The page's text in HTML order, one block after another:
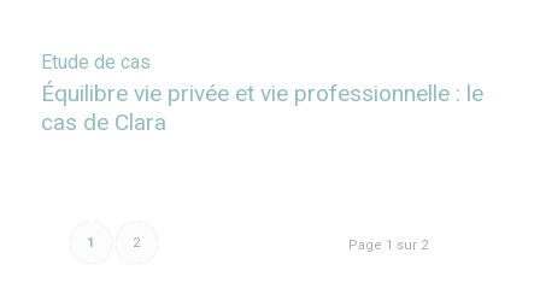
Etude de cas
Équilibre vie privée et vie professionnelle : le
cas de Clara
Page 1 sur 2
1 2